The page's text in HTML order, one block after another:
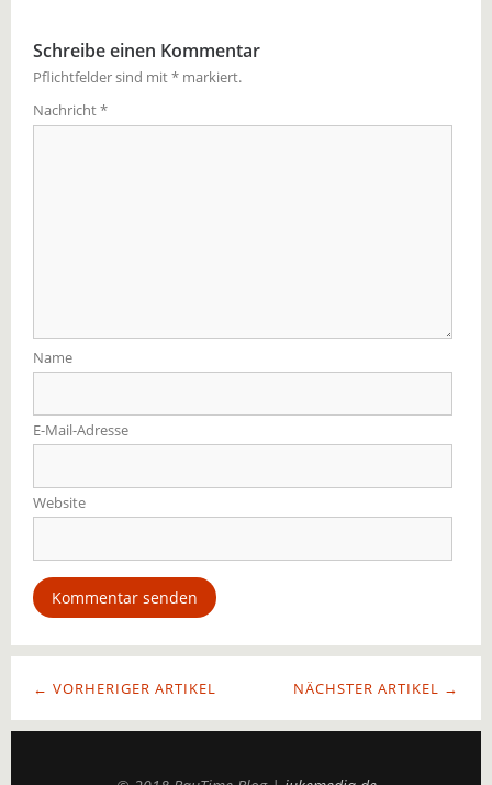
Schreibe einen Kommentar
Pflichtfelder sind mit* markiert.
Nachricht*
Name
E-Mail-Adresse
Website
NÄCHSTER ARTIKEL →
← VORHERIGER ARTIKEL